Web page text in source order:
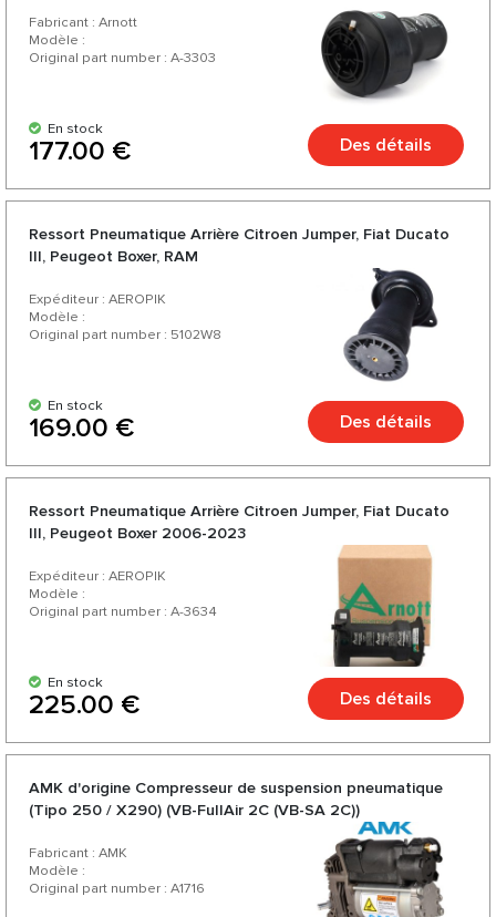
Fabricant : Arnott
Modèle :
Original part number : A-3303
En stock
177.00 € Des détails
Ressort Pneumatique Arrière Citroen Jumper, Fiat Ducato
III, Peugeot Boxer, RAM
Expéditeur : AEROPIK
Modèle :
Original part number : 5102W8
En stock
169.00 € Des détails
Ressort Pneumatique Arrière Citroen Jumper, Fiat Ducato
III, Peugeot Boxer 2006-2023
Expéditeur : AEROPIK
Modèle :
Original part number : A-3634
En stock
225.00 € Des détails
AMK d'origine Compresseur de suspension pneumatique
(Tipo 250 / X290) (VB-FullAir 2C (VB-SA 2C))
Fabricant : AMK
Modèle :
Original part number : A1716